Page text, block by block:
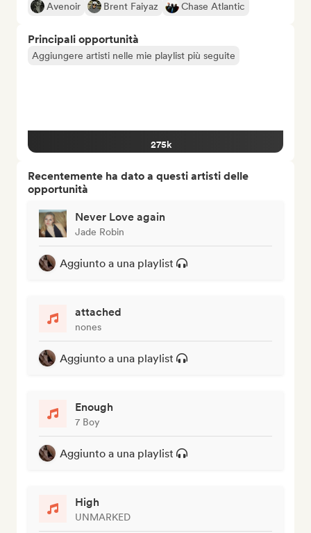
Avenoir
Brent Faiyaz Chase Atlantic
Principali opportunità
Aggiungere artisti nelle mie playlist più seguite
275k
Recentemente ha dato a questi artisti delle
opportunità
Never Love again
Jade Robin
Aggiunto a una playlist
attached
nones
Aggiunto a una playlist
Enough
7 Boy
Aggiunto a una playlist
High
UNMARKED